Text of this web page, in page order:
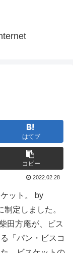
はてブ
コピー
2022.02.28
ット。 by
定しました。
田方庵が、ビス
「パン・ビスコ